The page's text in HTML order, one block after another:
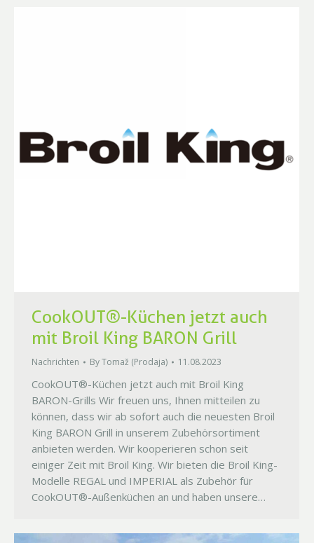
CookOUT®-Küchen jetzt auch
mit Broil King BARON Grill
Nachrichten ByTomaž (Prodaja) 11.08.2023
CookOUT®-Küchen jetzt auch mit Broil King
BARON-Grills Wir freuen uns, Ihnen mitteilen zu
können, dass wir ab sofort auch die neuesten Broil
King BARON Grill in unserem Zubehörsortiment
anbieten werden. Wir kooperieren schon seit
einiger Zeit mit Broil King. Wir bieten die Broil King-
Modelle REGAL und IMPERIAL als Zubehör für
CookOUT®-Außenküchen an und haben unsere…